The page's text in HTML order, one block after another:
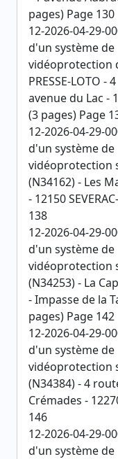
pages) Page 130
12-2026-04-29-
d'un système de
vidéoprotection
PRESSE-LOTO - 4
avenue du Lac -
(3 pages) Page
12-2026-04-29-
d'un système de
vidéoprotection
(N34162) - Les
- 12150
138
12-2026-04-29-
d'un système de
vidéoprotection
(N34253) - La
- Impasse de la
pages) Page 142
12-2026-04-29-
d'un système de
vidéoprotection
(N34384) - 4
Crémades -
146
12-2026-04-29-
d'un système de